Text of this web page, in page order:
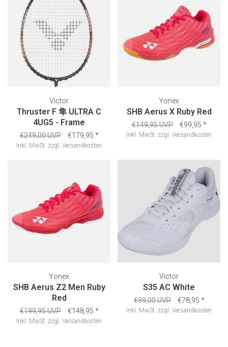
Victor
Thruster F 隼 ULTRA C
4UG5 - Frame
€249,00 UVP €179,95 *
Inkl. MwSt. zzgl. Versandkosten
Yonex
SHB Aerus X Ruby Red
€149,95 UVP €99,95 *
Inkl. MwSt. zzgl. Versandkosten
Yonex
SHB Aerus Z2 Men Ruby
Red
€199,95 UVP €148,95 *
Inkl. MwSt. zzgl. Versandkosten
Victor
S35 AC White
€99,00 UVP €78,95 *
Inkl. MwSt. zzgl. Versandkosten